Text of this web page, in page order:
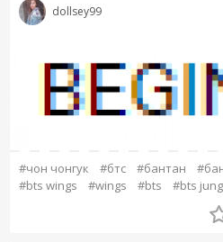
dollsey99
#чон чонгук #бтс #бантан
#bts wings
#wings #bts #bts